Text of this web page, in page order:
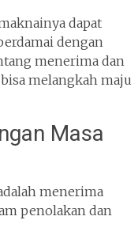
dapat
dengan
menerima dan
melangkah maju
Masa
menerima
penolakan dan